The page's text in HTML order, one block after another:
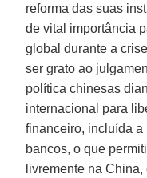
reforma das suas
de vital importância
global durante a
ser grato ao
política chinesas
internacional para
financeiro, incluída
bancos, o que
livremente na